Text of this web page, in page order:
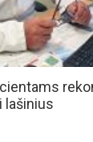
lašinius